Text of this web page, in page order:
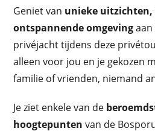
Geniet van unieke uitzichten,
ontspannende omgeving
privéjacht tijdens deze
alleen voor jou en je gekozen
familie of vrienden, niemand
Je ziet enkele van de
hoogtepunten van de